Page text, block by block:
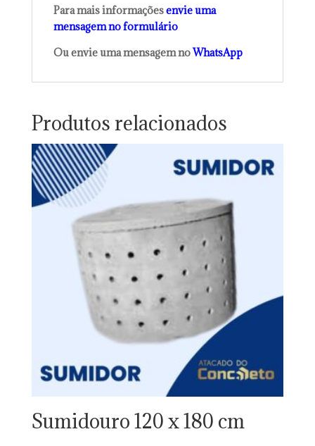
Para mais informaçõesenvie uma
mensagem no formulário
Ou envie uma mensagem noWhatsApp
Produtos relacionados
Sumidouro 120 x 180 cm